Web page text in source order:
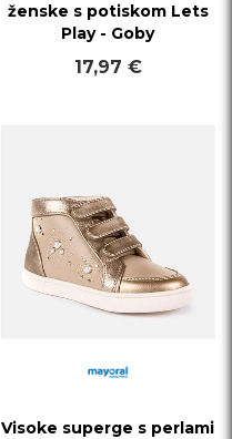
ženske s potiskom Lets
Play - Goby
17,97 €
Visoke superge s perlami